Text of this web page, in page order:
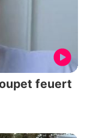
feuert